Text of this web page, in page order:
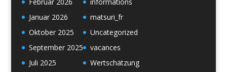
Januar 2026
Oktober 2025
September 2025
Juli 2025
matsuri_fr
Uncategorized
vacances
Wertschätzung